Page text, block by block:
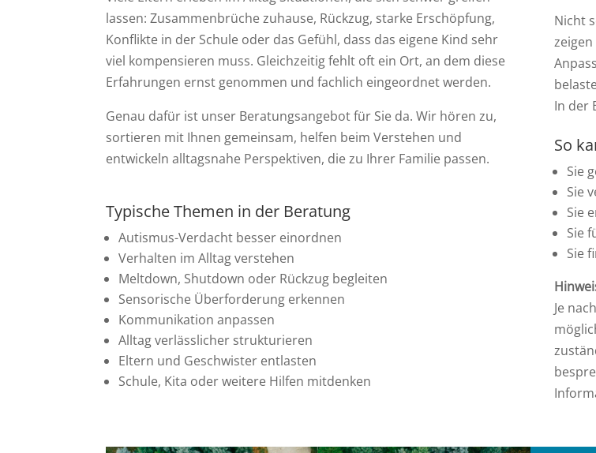
lassen: Zusammenbrüche zuhause, Rückzug, starke Erschöpfung,
Konflikte in der Schule oder das Gefühl, dass das eigene Kind sehr
viel kompensieren muss. Gleichzeitig fehlt oft ein Ort, an dem diese
Erfahrungen ernst genommen und fachlich eingeordnet werden.
Genau dafür ist unser Beratungsangebot für Sie da. Wir hören zu,
sortieren mit Ihnen gemeinsam, helfen beim Verstehen und
entwickeln alltagsnahe Perspektiven, die zu Ihrer Familie passen.
Typische Themen in der Beratung
Autismus-Verdacht besser einordnen
Verhalten im Alltag verstehen
Meltdown, Shutdown oder Rückzug begleiten
Sensorische Überforderung erkennen
Kommunikation anpassen
Alltag verlässlicher strukturieren
Eltern und Geschwister entlasten
Schule, Kita oder weitere Hilfen mitdenken
Nicht
In der
So
Sie
Sie
Sie
Sie
Sie
Je